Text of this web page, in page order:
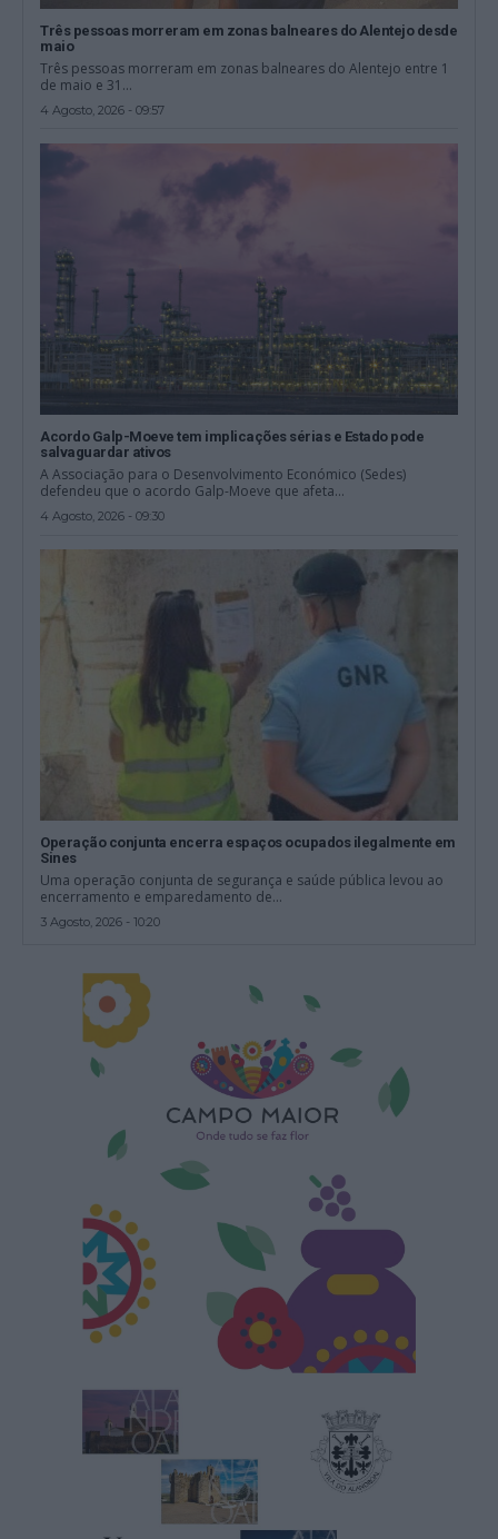
Três pessoas morreram em zonas balneares do Alentejo desde
maio
Três pessoas morreram em zonas balneares do Alentejo entre 1
de maio e 31...
4 Agosto, 2026 - 09:57
Acordo Galp-Moeve tem implicações sérias e Estado pode
salvaguardar ativos
A Associação para o Desenvolvimento Económico (Sedes)
defendeu que o acordo Galp-Moeve que afeta...
4 Agosto, 2026 - 09:30
Operação conjunta encerra espaços ocupados ilegalmente em
Sines
Uma operação conjunta de segurança e saúde pública levou ao
encerramento e emparedamento de...
3 Agosto, 2026 - 10:20